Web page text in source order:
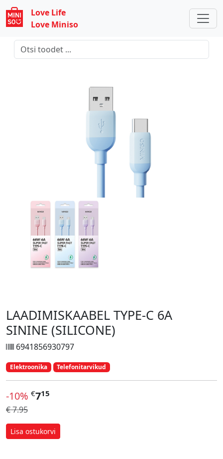
Love Life
Love Miniso
LAADIMISKAABEL TYPE-C 6A
SININE (SILICONE)
6941856930797
Elektroonika Telefonitarvikud
-10% €715
€ 7.95
Lisa ostukorvi